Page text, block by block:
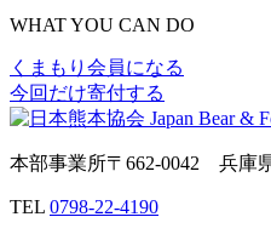
WHAT YOU CAN DO
くまもり会員になる
今回だけ寄付する
本部事業所〒662-0042 兵庫
TEL 0798-22-4190